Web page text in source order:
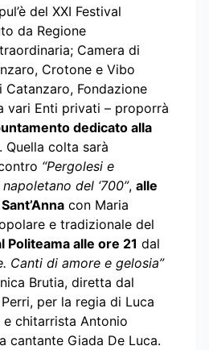
del XXI Festival
da Regione
Camera di
Crotone e Vibo
Catanzaro, Fondazione
vari Enti privati – proporrà
dedicato alla
. Quella colta sarà
“Pergolesi e
del ‘700”, alle
con Maria
e tradizionale del
Politeama alle ore 21 dal
Canti di amore e gelosia”
Brutia, diretta dal
per la regia di Luca
e chitarrista Antonio
cantante Giada De Luca.